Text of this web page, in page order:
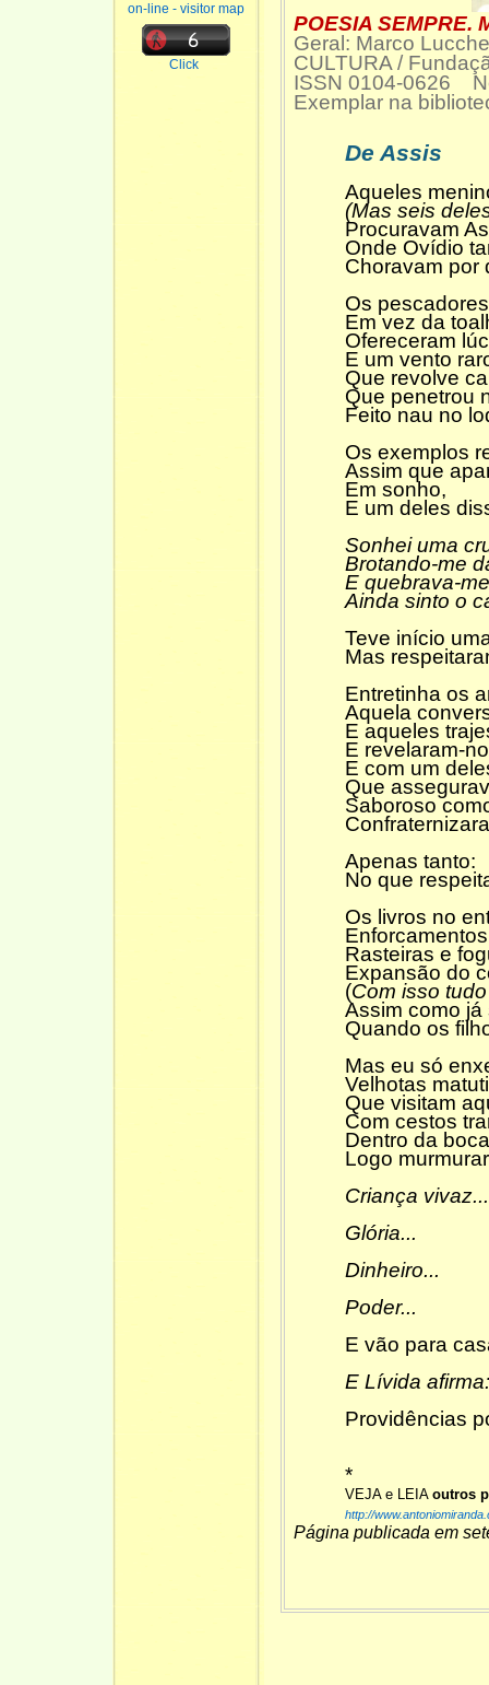
on-line - visitor map
Click
POESIA
Geral: Marco
CULTURA /
ISSN 0104-
Exemplar na
De Assis
Aqueles
(Mas seis
Procuravam
Onde Ovídio
Choravam por
Os
Em vez da
Ofereceram
E um vento
Que revolve
Que penetrou
Feito nau no
Os exemplos
Assim que
Em sonho,
E um deles
Sonhei uma
Brotando-me
E quebrava-
Ainda sinto o
Teve início
Mas
Entretinha os
Aquela
E aqueles
E revelaram-
E com um
Que
Saboroso
Apenas tanto:
No que
Os livros no
Rasteiras e
Expansão do
(Com isso
Assim como
Quando os
Mas eu só
Velhotas
Que visitam
Com cestos
Dentro da
Logo
Criança vivaz...
Glória...
Dinheiro...
Poder...
E vão para
E Lívida afirma:
Providências
*
VEJA e LEIA outros
http://
Página publicada em